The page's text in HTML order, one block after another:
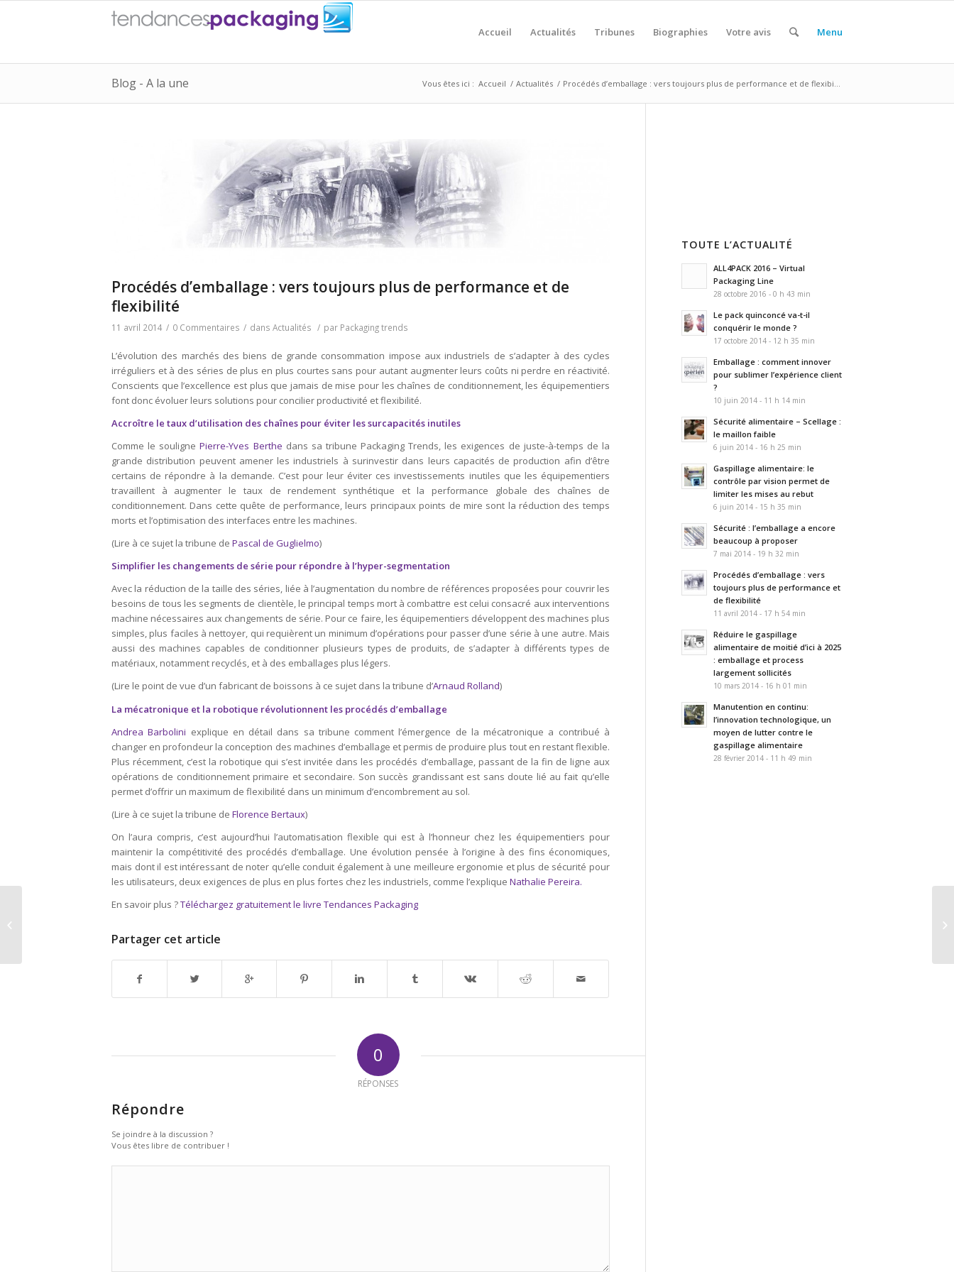
Accueil Actualités Tribunes Biographies Votre avis Menu
Blog - A la une Vous êtes ici : Accueil / Actualités / Procédés d’emballage : vers toujours plus de performance et de flexibi...
Procédés d’emballage : vers toujours plus de performance et de
flexibilité
11 avril 2014 / 0 Commentaires / dans Actualités / par Packaging trends
L’évolution des marchés des biens de grande consommation impose aux industriels de s’adapter à des cycles
irréguliers et à des séries de plus en plus courtes sans pour autant augmenter leurs coûts ni perdre en réactivité.
Conscients que l’excellence est plus que jamais de mise pour les chaînes de conditionnement, les équipementiers
font donc évoluer leurs solutions pour concilier productivité et flexibilité.
Accroître le taux d’utilisation des chaînes pour éviter les surcapacités inutiles
Comme le soulignePierre-Yves Berthe dans sa tribune Packaging Trends, les exigences de juste-à-temps de la
grande distribution peuvent amener les industriels à surinvestir dans leurs capacités de production afin d’être
certains de répondre à la demande. C’est pour leur éviter ces investissements inutiles que les équipementiers
travaillent à augmenter le taux de rendement synthétique et la performance globale des chaînes de
conditionnement. Dans cette quête de performance, leurs principaux points de mire sont la réduction des temps
morts et l’optimisation des interfaces entre les machines.
(Lire à ce sujet la tribune de Pascal de Guglielmo)
Simplifier les changements de série pour répondre à l’hyper-segmentation
Avec la réduction de la taille des séries, liée à l’augmentation du nombre de références proposées pour couvrir les
besoins de tous les segments de clientèle, le principal temps mort à combattre est celui consacré aux interventions
machine nécessaires aux changements de série. Pour ce faire, les équipementiers développent des machines plus
simples, plus faciles à nettoyer, qui requièrent un minimum d’opérations pour passer d’une série à une autre. Mais
aussi des machines capables de conditionner plusieurs types de produits, de s’adapter à différents types de
matériaux, notamment recyclés, et à des emballages plus légers.
(Lire le point de vue d’un fabricant de boissons à ce sujet dans la tribune d’Arnaud Rolland)
La mécatronique et la robotique révolutionnent les procédés d’emballage
Andrea Barbolini explique en détail dans sa tribune comment l’émergence de la mécatronique a contribué à
changer en profondeur la conception des machines d’emballage et permis de produire plus tout en restant flexible.
Plus récemment, c’est la robotique qui s’est invitée dans les procédés d’emballage, passant de la fin de ligne aux
opérations de conditionnement primaire et secondaire. Son succès grandissant est sans doute lié au fait qu’elle
permet d’offrir un maximum de flexibilité dans un minimum d’encombrement au sol.
(Lire à ce sujet la tribune de Florence Bertaux)
On l’aura compris, c’est aujourd’hui l’automatisation flexible qui est à l’honneur chez les équipementiers pour
maintenir la compétitivité des procédés d’emballage. Une évolution pensée à l’origine à des fins économiques,
mais dont il est intéressant de noter qu’elle conduit également à une meilleure ergonomie et plus de sécurité pour
les utilisateurs, deux exigences de plus en plus fortes chez les industriels, comme l’explique Nathalie Pereira.
En savoir plus ?Téléchargez gratuitement le livre Tendances Packaging
Partager cet article
0
RÉPONSES
Répondre
Se joindre à la discussion ?
Vous êtes libre de contribuer !
TOUTE L’ACTUALITÉ
ALL4PACK 2016 – Virtual
Packaging Line
28 octobre 2016 - 0 h 43 min
Le pack quinconcé va-t-il
conquérir le monde ?
17 octobre 2014 - 12 h 35 min
Emballage : comment innover
pour sublimer l’expérience client
?
10 juin 2014 - 11 h 14 min
Sécurité alimentaire – Scellage :
le maillon faible
6 juin 2014 - 16 h 25 min
Gaspillage alimentaire: le
contrôle par vision permet de
limiter les mises au rebut
6 juin 2014 - 15 h 35 min
Sécurité : l’emballage a encore
beaucoup à proposer
7 mai 2014 - 19 h 32 min
Procédés d’emballage : vers
toujours plus de performance et
de flexibilité
11 avril 2014 - 17 h 54 min
Réduire le gaspillage
alimentaire de moitié d’ici à 2025
: emballage et process
largement sollicités
10 mars 2014 - 16 h 01 min
Manutention en continu:
l’innovation technologique, un
moyen de lutter contre le
gaspillage alimentaire
28 février 2014 - 11 h 49 min
Réduire le gaspillage
d’ici à 2025 : emballage